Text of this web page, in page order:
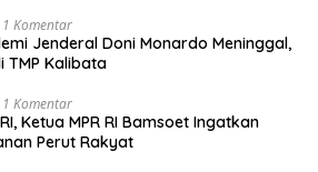
1 Komentar
Jenderal Doni Monardo Meninggal,
TMP Kalibata
1 Komentar
RI, Ketua MPR RI Bamsoet Ingatkan
Perut Rakyat